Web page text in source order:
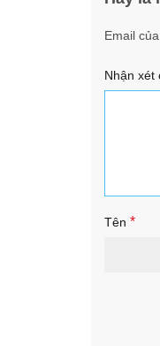
Email
Nhận xét
Tên *